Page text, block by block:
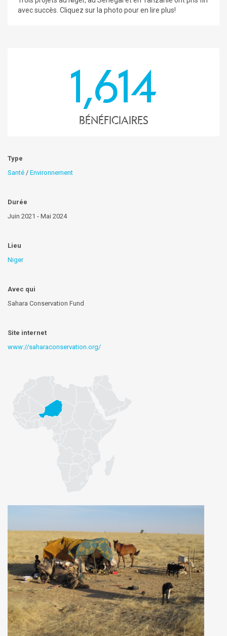
avec succès. Cliquez sur la photo pour en lire plus!
1,614
Bénéficiaires
Type
Santé / Environnement
Durée
Juin 2021 - Mai 2024
Lieu
Niger
Avec qui
Sahara Conservation Fund
Site internet
www://saharaconservation.org/